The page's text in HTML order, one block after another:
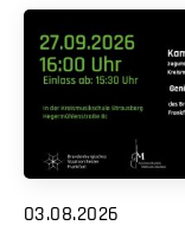
03.08.2026